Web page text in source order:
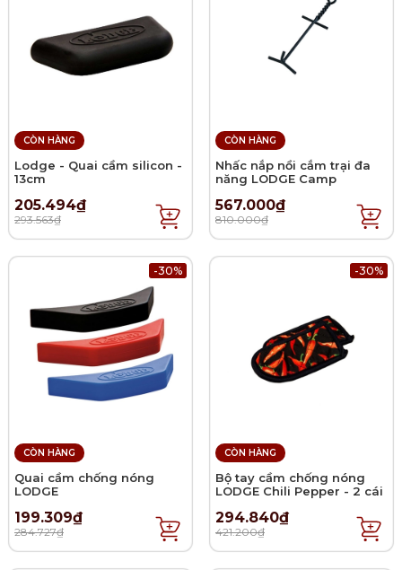
CÒN HÀNG
Lodge - Quai cầm silicon -
13cm
205.494₫
293.563₫
CÒN HÀNG
Nhấc nắp nồi cắm trại đa
năng LODGE Camp
567.000₫
810.000₫
-30%
CÒN HÀNG
Quai cầm chống nóng
LODGE
199.309₫
284.727₫
-30%
CÒN HÀNG
Bộ tay cầm chống nóng
LODGE Chili Pepper - 2 cái
294.840₫
421.200₫